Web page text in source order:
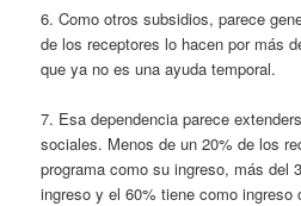
6. Como otros subsidios, parece
de los receptores lo hacen por más
que ya no es una ayuda temporal.
7. Esa dependencia parece
sociales. Menos de un 20% de los
programa como su ingreso, más del
ingreso y el 60% tiene como ingreso